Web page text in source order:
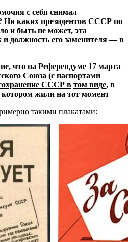
с себя снимал
Ни каких президентов СССР по
и быть не может, эта
и должность его заменителя — в
что на Референдуме 17 марта
Союза (с паспортами
СССР в том виде, в
котором жили на тот момент
такими плакатами: